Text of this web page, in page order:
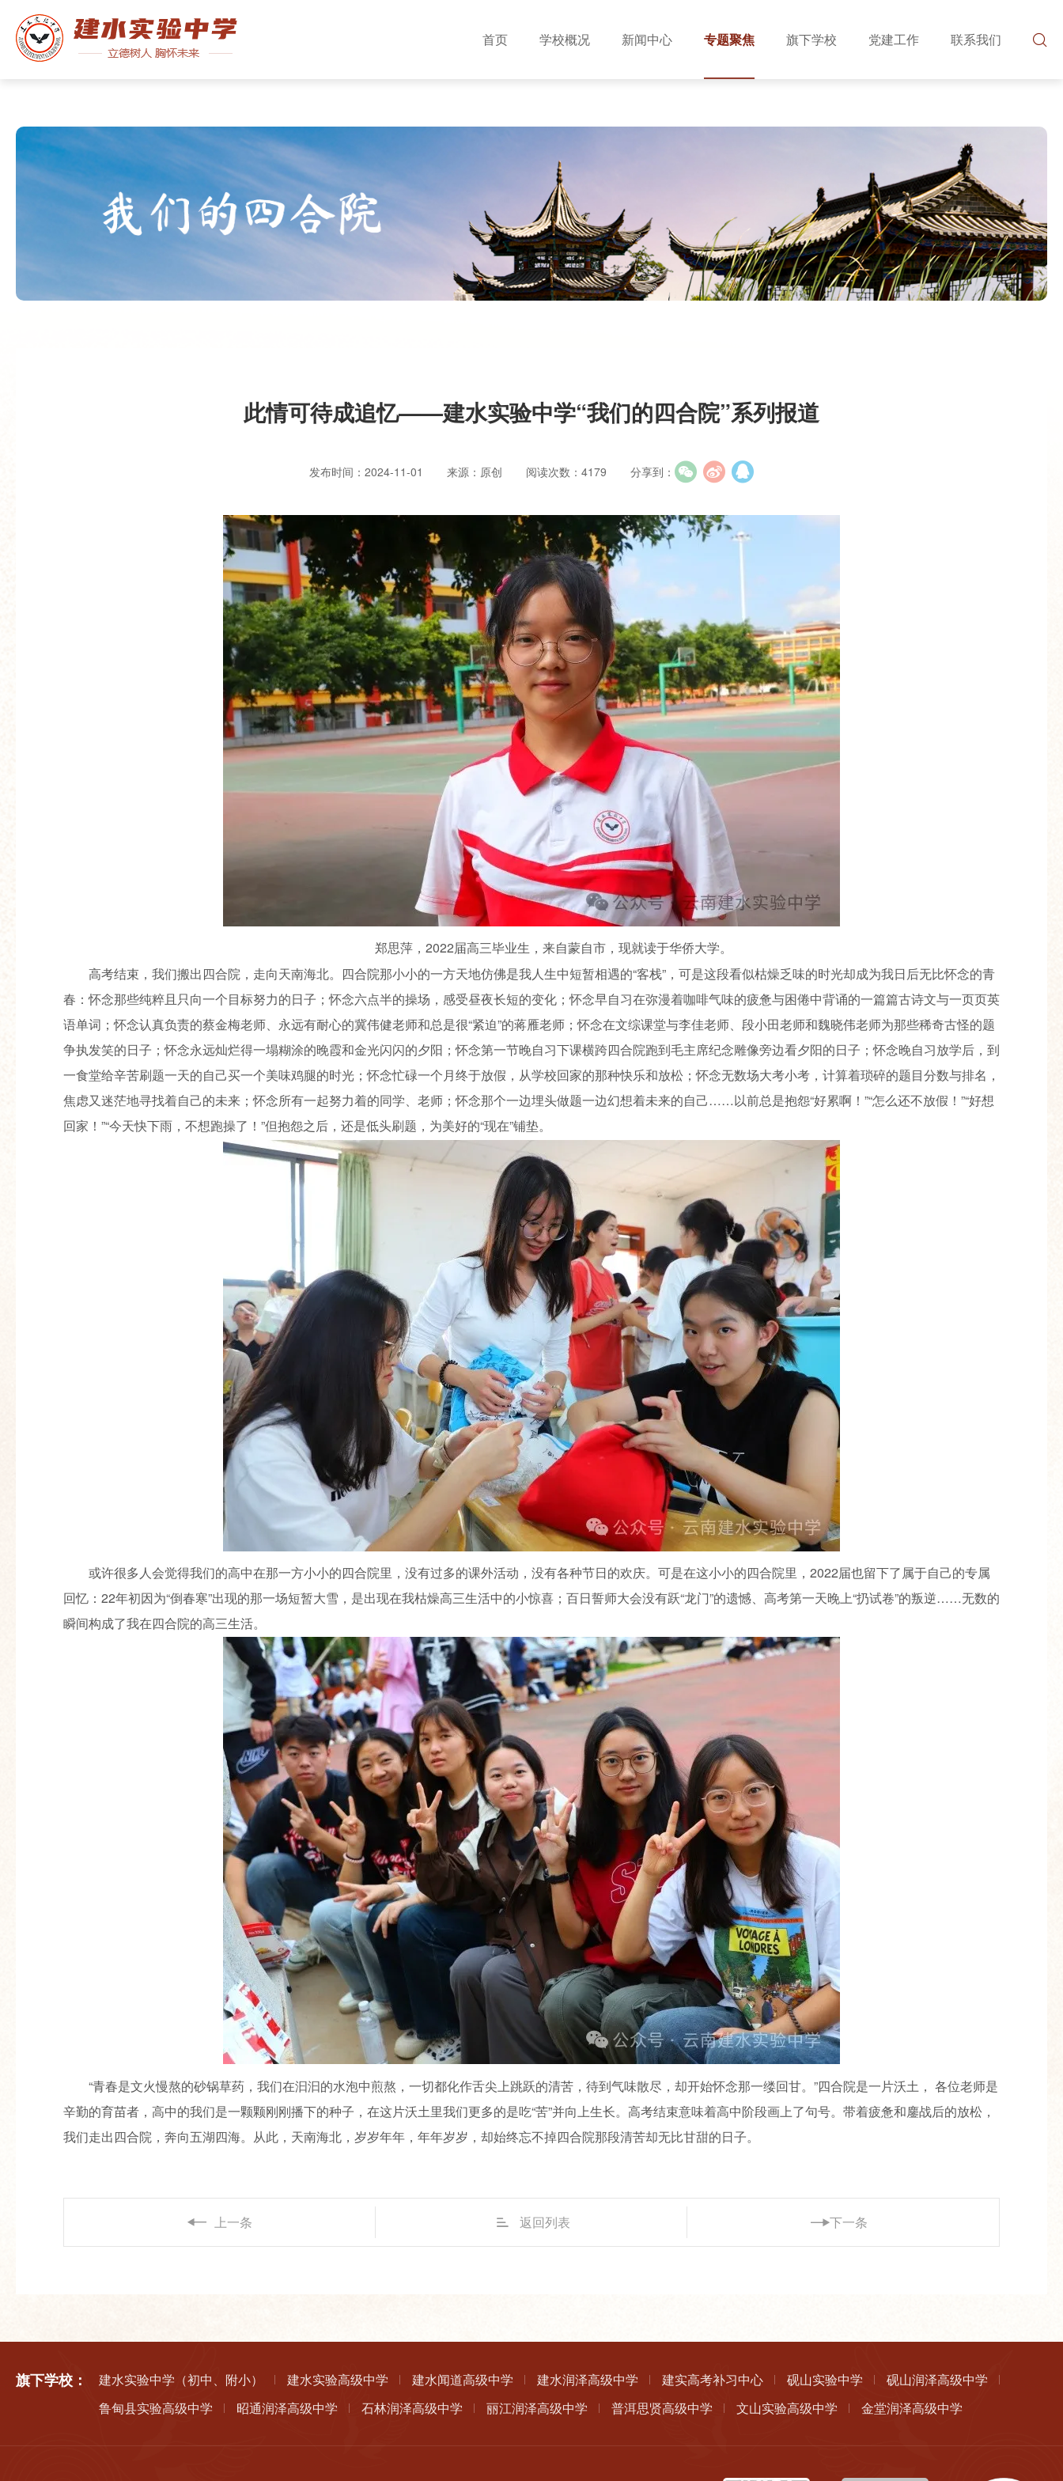
首页 学校概况 新闻中心 专题聚焦 旗下学校 党建工作 联系我们
此情可待成追忆——建水实验中学“我们的四合院”系列报道
发布时间：2024-11-01 来源：原创 阅读次数：4179 分享到：
郑思萍，2022届高三毕业生，来自蒙自市，现就读于华侨大学。
高考结束，我们搬出四合院，走向天南海北。四合院那小小的一方天地仿佛是我人生中短暂相遇的“客栈”，可是这段看似枯燥乏味的时光却成为我日后无比怀念的青
春：怀念那些纯粹且只向一个目标努力的日子；怀念六点半的操场，感受昼夜长短的变化；怀念早自习在弥漫着咖啡气味的疲惫与困倦中背诵的一篇篇古诗文与一页页英
语单词；怀念认真负责的蔡金梅老师、永远有耐心的冀伟健老师和总是很“紧迫”的蒋雁老师；怀念在文综课堂与李佳老师、段小田老师和魏晓伟老师为那些稀奇古怪的题
争执发笑的日子；怀念永远灿烂得一塌糊涂的晚霞和金光闪闪的夕阳；怀念第一节晚自习下课横跨四合院跑到毛主席纪念雕像旁边看夕阳的日子；怀念晚自习放学后，到
一食堂给辛苦刷题一天的自己买一个美味鸡腿的时光；怀念忙碌一个月终于放假，从学校回家的那种快乐和放松；怀念无数场大考小考，计算着琐碎的题目分数与排名，
焦虑又迷茫地寻找着自己的未来；怀念所有一起努力着的同学、老师；怀念那个一边埋头做题一边幻想着未来的自己……以前总是抱怨“好累啊！”“怎么还不放假！”“好想
回家！”“今天快下雨，不想跑操了！”但抱怨之后，还是低头刷题，为美好的“现在”铺垫。
或许很多人会觉得我们的高中在那一方小小的四合院里，没有过多的课外活动，没有各种节日的欢庆。可是在这小小的四合院里，2022届也留下了属于自己的专属
回忆：22年初因为“倒春寒”出现的那一场短暂大雪，是出现在我枯燥高三生活中的小惊喜；百日誓师大会没有跃“龙门”的遗憾、高考第一天晚上“扔试卷”的叛逆……无数的
瞬间构成了我在四合院的高三生活。
“青春是文火慢熬的砂锅草药，我们在汩汩的水泡中煎熬，一切都化作舌尖上跳跃的清苦，待到气味散尽，却开始怀念那一缕回甘。”四合院是一片沃土， 各位老师是
辛勤的育苗者，高中的我们是一颗颗刚刚播下的种子，在这片沃土里我们更多的是吃“苦”并向上生长。高考结束意味着高中阶段画上了句号。带着疲惫和鏖战后的放松，
我们走出四合院，奔向五湖四海。从此，天南海北，岁岁年年，年年岁岁，却始终忘不掉四合院那段清苦却无比甘甜的日子。
上一条 返回列表 下一条
旗下学校： 建水实验中学（初中、附小） 建水实验高级中学 建水闻道高级中学 建水润泽高级中学 建实高考补习中心 砚山实验中学
砚山润泽高级中学
鲁甸县实验高级中学
昭通润泽高级中学 石林润泽高级中学 丽江润泽高级中学 普洱思贤高级中学 文山实验高级中学 金堂润泽高级中学